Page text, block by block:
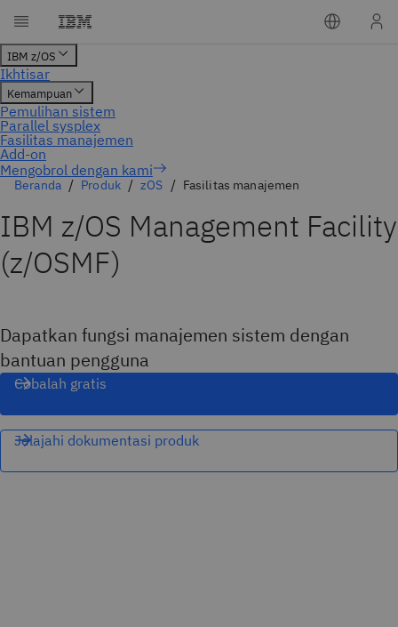
Mengobrol dengan kami
Beranda Produk zOS Fasilitas manajemen
IBM z/OS Management Facility
(z/OSMF)
Dapatkan fungsi manajemen sistem dengan
bantuan pengguna
Cobalah gratis
Jelajahi dokumentasi produk